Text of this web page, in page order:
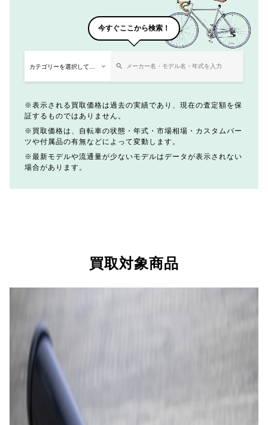
今すぐここから検索！
表示される買取価格は過去の実績であり、現在の査定額を保
証するものではありません。
買取価格は、自転車の状態・年式・市場相場・カスタムパー
ツや付属品の有無などによって変動します。
最新モデルや流通量が少ないモデルはデータが表示されない
場合があります。
買取対象商品